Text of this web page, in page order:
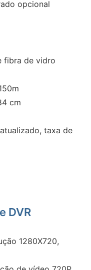
opcional
fibra de vidro
cm
taxa de
DVR
1280X720,